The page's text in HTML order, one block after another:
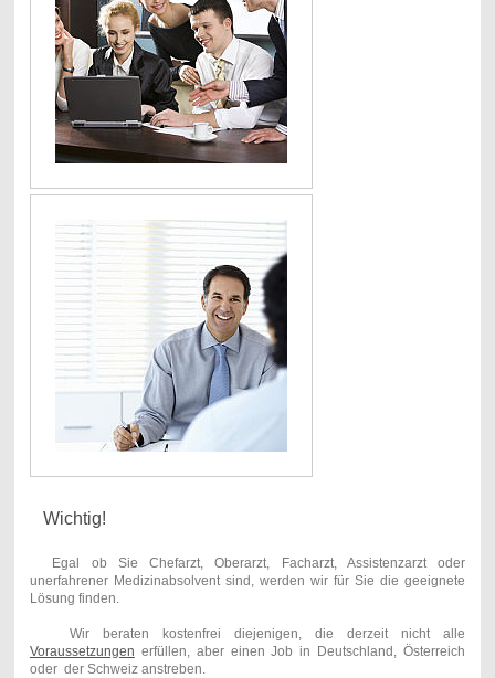
Wichtig!
Egal ob Sie Chefarzt, Oberarzt, Facharzt, Assistenzarzt oder
unerfahrener Medizinabsolvent sind, werden wir für Sie die geeignete
Lösung finden.
Wir beraten kostenfrei diejenigen, die derzeit nicht alle
Voraussetzungen erfüllen, aber einen Job in Deutschland, Österreich
oder der Schweiz anstreben.